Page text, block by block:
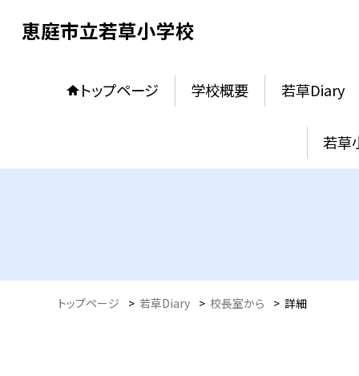
恵庭市立若草小学校
トップページ 学校概要 若草Diary
若草
トップページ > 若草Diary > 校長室から > 詳細